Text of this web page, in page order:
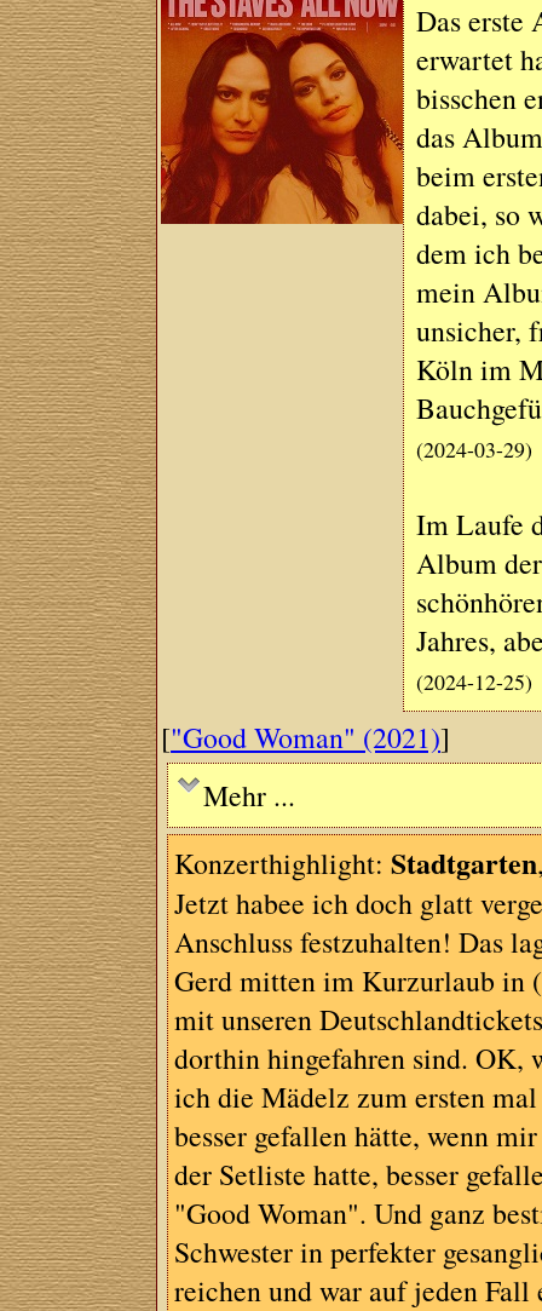
Das erste
erwartet
bisschen
das
beim
dabei, so
dem ich
mein
unsicher,
Köln im
(2024-03-29)
Im Laufe
Album
Jahres,
(2024-12-25)
["Good Woman" (2021)]
Mehr ...
Konzerthighlight:Stadtgarten
Jetzt habee ich doch glatt
Anschluss festzuhalten! Das
Gerd mitten im Kurzurlaub in
mit unseren
dorthin hingefahren sind. OK,
ich die Mädelz zum ersten
besser gefallen hätte, wenn
der Setliste hatte, besser
"Good Woman". Und ganz
Schwester in perfekter
reichen und war auf jeden